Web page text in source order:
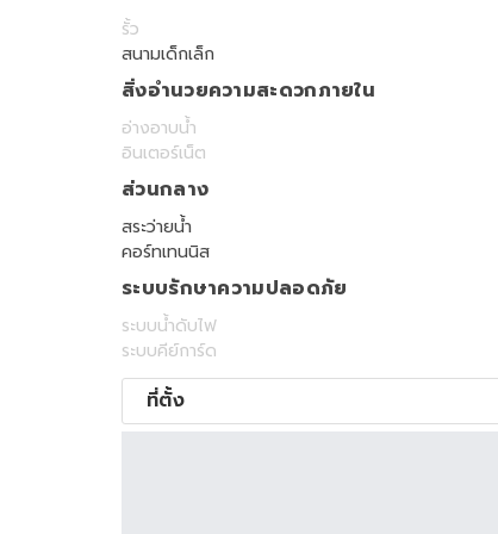
รั้ว
สนามเด็กเล็ก
สิ่งอำนวยความสะดวกภายใน
อ่างอาบน้ำ
อินเตอร์เน็ต
ส่วนกลาง
สระว่ายน้ำ
คอร์ทเทนนิส
ระบบรักษาความปลอดภัย
ระบบน้ำดับไฟ
ระบบคีย์การ์ด
ที่ตั้ง